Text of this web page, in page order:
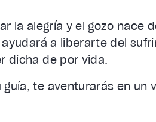
la alegría y el gozo nace
a liberarte del
dicha de por vida.
guía, te aventurarás en